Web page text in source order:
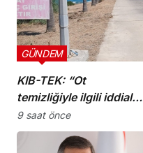
KIB-TEK: “Ot
temizliğiyle ilgili iddialar
doğru değil”
GÜNDEM
9 saat önce